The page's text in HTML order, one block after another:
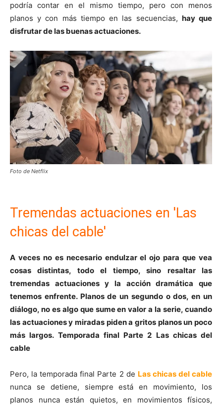
podría contar en el mismo tiempo, pero con menos
planos y con más tiempo en las secuencias, hay que
disfrutar de las buenas actuaciones.
Foto de Netflix
Tremendas actuaciones en 'Las
chicas del cable'
A veces no es necesario endulzar el ojo para que vea
cosas distintas, todo el tiempo, sino resaltar las
tremendas actuaciones y la acción dramática que
tenemos enfrente. Planos de un segundo o dos, en un
diálogo, no es algo que sume en valor a la serie, cuando
las actuaciones y miradas piden a gritos planos un poco
más largos. Temporada final Parte 2 Las chicas del
cable
Pero, la temporada final Parte 2 de Las chicas del cable
nunca se detiene, siempre está en movimiento, los
planos nunca están quietos, en movimientos físicos,